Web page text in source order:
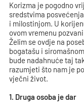
Korizma je pogodno
sredstvima
i milostinjom. U
ovom vremenu
Želim se ovdje na
bogatašu i
bude nadahnuće taj
razumjeti što nam je
vječni život.
1. Druga osoba je dar